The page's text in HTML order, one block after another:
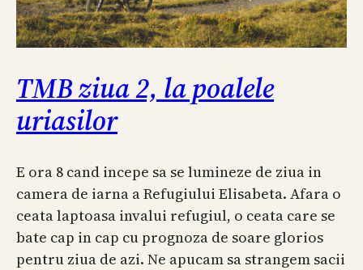
TMB ziua 2, la poalele
uriasilor
E ora 8 cand incepe sa se lumineze de ziua in
camera de iarna a Refugiului Elisabeta. Afara o
ceata laptoasa invalui refugiul, o ceata care se
bate cap in cap cu prognoza de soare glorios
pentru ziua de azi. Ne apucam sa strangem sacii